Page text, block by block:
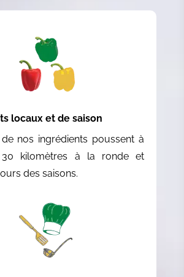
locaux et de saison
nos ingrédients poussent à
kilomètres à la ronde et
des saisons.